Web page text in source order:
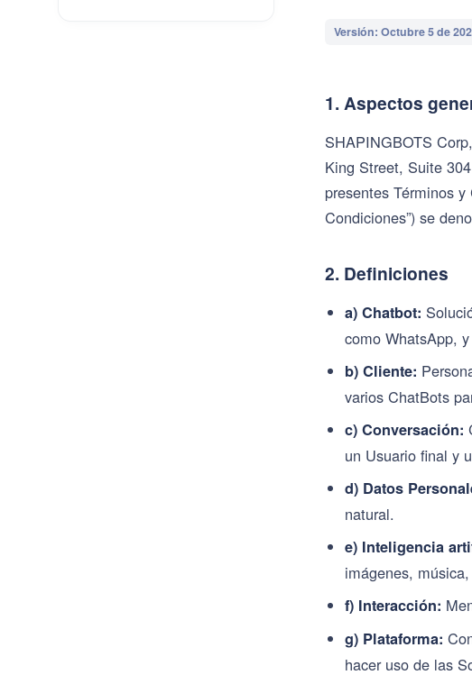
Versión: Octubre 5 de
1. Aspectos
SHAPINGBOTS
King Street, Suite
presentes Términos
Condiciones”) se
2. Definiciones
a) Chatbot:
como WhatsApp,
b) Cliente:
varios ChatBots
c) Conversación:
un Usuario final y
d) Datos
natural.
e) Inteligencia
imágenes,
f) Interacción:
g) Plataforma:
hacer uso de las